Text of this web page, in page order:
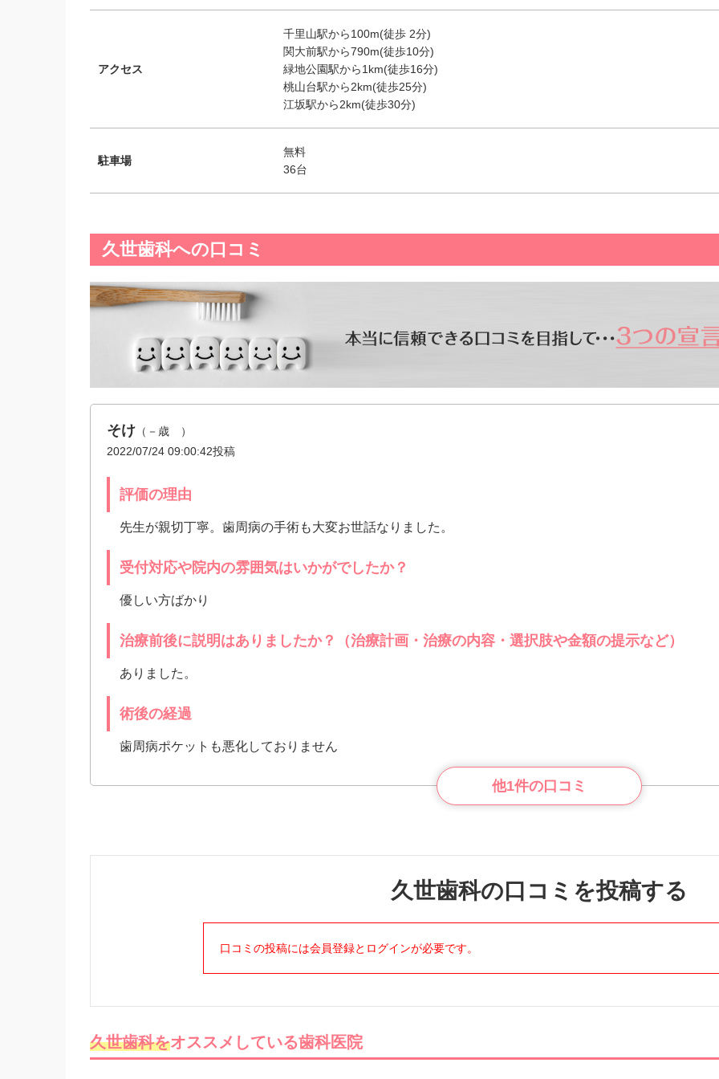
アクセス
千里山駅から100m(徒歩 2分)
関大前駅から790m(徒歩10分)
緑地公園駅から1km(徒歩16分)
桃山台駅から2km(徒歩25分)
江坂駅から2km(徒歩30分)
駐車場
無料
36台
久世歯科への口コミ
そけ （－歳 ）
2022/07/24 09:00:42投稿
評価の理由
先生が親切丁寧。歯周病の手術も大変お世話なりました。
受付対応や院内の雰囲気はいかがでしたか？
優しい方ばかり
治療前後に説明はありましたか？（治療計画・治療の内容・選択肢や金額の提示など）
ありました。
術後の経過
歯周病ポケットも悪化しておりません
他1件の口コミ
久世歯科の口コミを投稿する
口コミの投稿には会員登録とログインが必要です。
久世歯科をオススメしている歯科医院